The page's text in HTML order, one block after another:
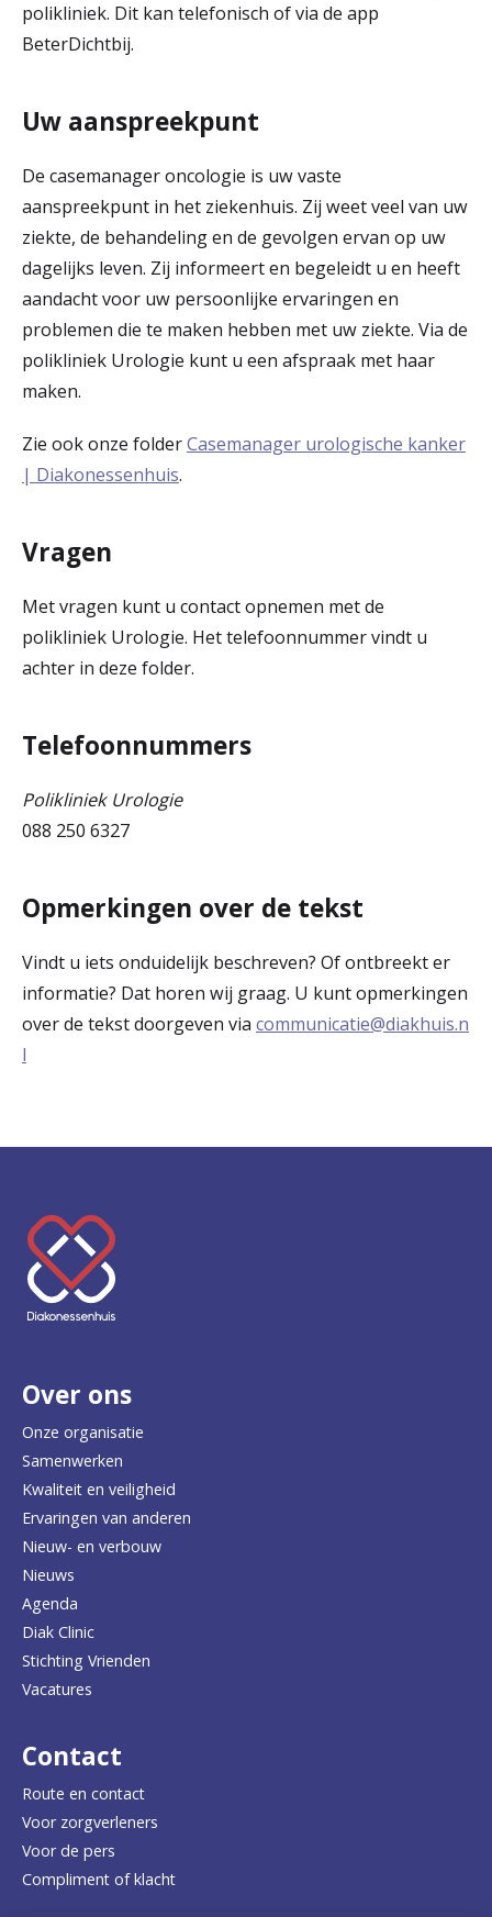
polikliniek. Dit kan telefonisch of via de app
BeterDichtbij.
Uw aanspreekpunt
De casemanager oncologie is uw vaste
aanspreekpunt in het ziekenhuis. Zij weet veel van uw
ziekte, de behandeling en de gevolgen ervan op uw
dagelijks leven. Zij informeert en begeleidt u en heeft
aandacht voor uw persoonlijke ervaringen en
problemen die te maken hebben met uw ziekte. Via de
polikliniek Urologie kunt u een afspraak met haar
maken.
Zie ook onze folderCasemanager urologische kanker
| Diakonessenhuis.
Vragen
Met vragen kunt u contact opnemen met de
polikliniek Urologie. Het telefoonnummer vindt u
achter in deze folder.
Telefoonnummers
Polikliniek Urologie
088 250 6327
Opmerkingen over de tekst
Vindt u iets onduidelijk beschreven? Of ontbreekt er
informatie? Dat horen wij graag. U kunt opmerkingen
over de tekst doorgeven via communicatie@diakhuis.n
l
K
e
e
t
e
r
u
g
n
a
a
d
e
h
o
Over ons
Onze organisatie
Samenwerken
Kwaliteit en veiligheid
Ervaringen van anderen
Nieuw- en verbouw
Nieuws
Agenda
Diak Clinic
Stichting Vrienden
Vacatures
Contact
Route en contact
Voor zorgverleners
Voor de pers
Compliment of klacht